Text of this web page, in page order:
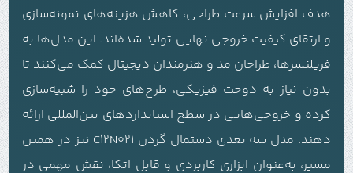
هدف افزایش سرعت طراحی، کاهش هزینه‌های نمونه‌سازی
و ارتقای کیفیت خروجی نهایی تولید شده‌اند. این مدل‌ها به
فریلنسرها، طراحان مد و هنرمندان دیجیتال کمک می‌کنند تا
بدون نیاز به دوخت فیزیکی، طرح‌های خود را شبیه‌سازی
کرده و خروجی‌هایی در سطح استانداردهای بین‌المللی ارائه
دهند. مدل سه بعدی دستمال گردن C12N021 نیز در همین
مسیر، به‌عنوان ابزاری کاربردی و قابل اتکا، نقش مهمی در